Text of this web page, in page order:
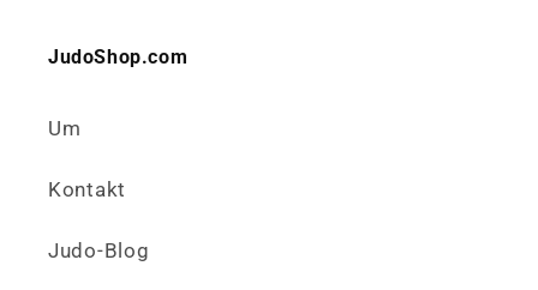
JudoShop.com
Um
Kontakt
Judo-Blog